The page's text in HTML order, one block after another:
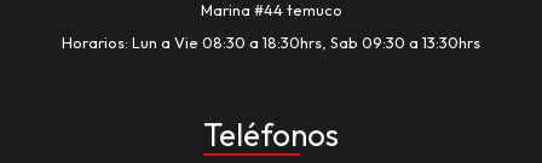
Marina #44 temuco
Horarios: Lun a Vie 08:30 a 18:30hrs, Sab 09:30 a 13:30hrs
Teléfonos